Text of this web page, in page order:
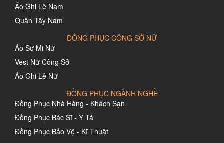
Áo Ghi Lê Nam
Quần Tây Nam
ĐỒNG PHỤC CÔNG SỞ NỮ
Áo Sơ Mi Nữ
Vest Nữ Công Sở
Áo Ghi Lê Nữ
ĐỒNG PHỤC NGÀNH NGHỀ
Đồng Phục Nhà Hàng - Khách Sạn
Đồng Phục Bác Sĩ - Y Tá
Đồng Phục Bảo Vệ - Kĩ Thuật